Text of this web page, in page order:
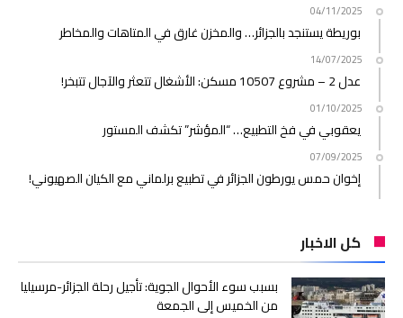
04/11/2025
بوريطة يستنجد بالجزائر… والمخزن غارق في المتاهات والمخاطر
14/07/2025
عدل 2 – مشروع 10507 مسكن: الأشغال تتعثر والآجال تتبخر!
01/10/2025
يعقوبي في فخ التطبيع… “المؤشر” تكشف المستور
07/09/2025
إخوان حمس يورطون الجزائر في تطبيع برلماني مع الكيان الصهيوني!
كل الاخبار
بسبب سوء الأحوال الجوية: تأجيل رحلة الجزائر-مرسيليا
من الخميس إلى الجمعة